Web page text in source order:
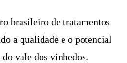
brasileiro de tratamentos
a qualidade e o potencial
vale dos vinhedos.